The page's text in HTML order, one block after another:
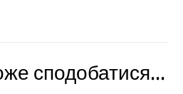
сподобатися…